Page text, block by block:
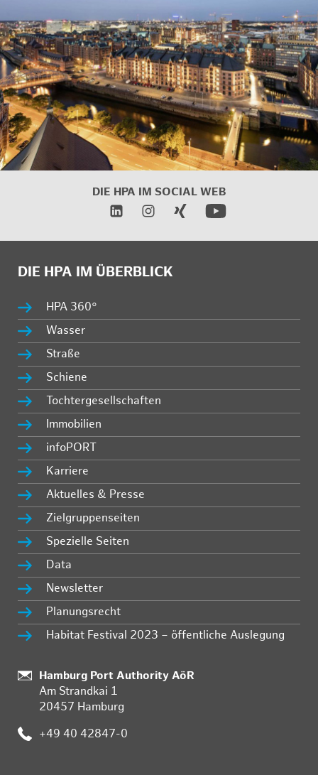
DIE HPA IM SOCIAL WEB
DIE HPA IM ÜBERBLICK
HPA 360°
Wasser
Straße
Schiene
Tochtergesellschaften
Immobilien
infoPORT
Karriere
Aktuelles & Presse
Zielgruppenseiten
Spezielle Seiten
Data
Newsletter
Planungsrecht
Habitat Festival 2023 – öffentliche Auslegung
Standort:
Hamburg Port Authority AöR
Am Strandkai 1
20457 Hamburg
Telefon:
+49 40 42847-0